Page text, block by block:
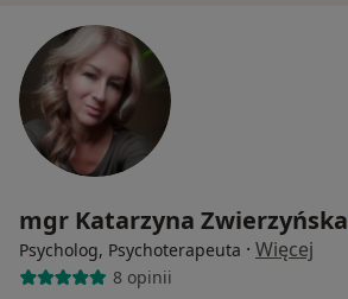
mgr Katarzyna Zwierzyńska
Psycholog, Psychoterapeuta · Więcej
8 opinii